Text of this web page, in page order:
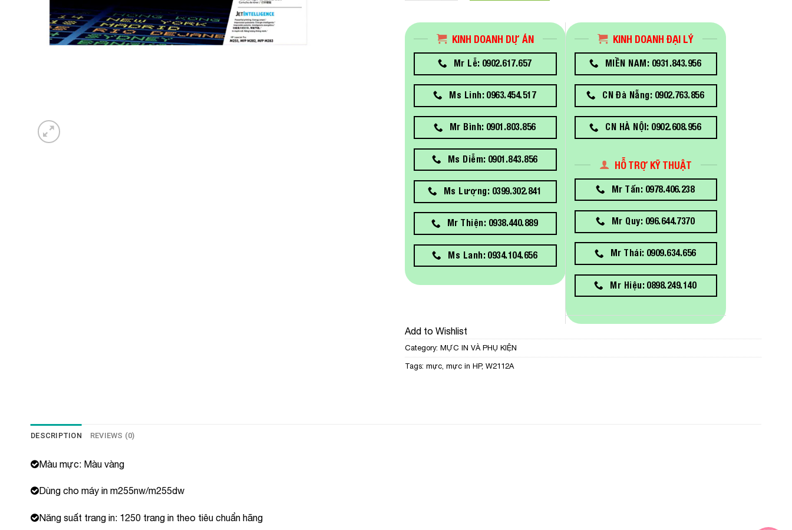
KINH DOANH DỰ ÁN
Mr Lễ: 0902.617.657
Ms Linh: 0963.454.517
Mr Bình: 0901.803.856
Ms Diễm: 0901.843.856
Ms Lượng: 0399.302.841
Mr Thiện: 0938.440.889
Ms Lanh: 0934.104.656
KINH DOANH ĐẠI LÝ
MIỀN NAM: 0931.843.956
CN Đà Nẵng: 0902.763.856
CN HÀ NỘI: 0902.608.956
HỖ TRỢ KỸ THUẬT
Mr Tấn: 0978.406.238
Mr Quy: 096.644.7370
Mr Thái: 0909.634.656
Mr Hiệu: 0898.249.140
Add to Wishlist
Category: MỰC IN VÀ PHỤ KIỆN
Tags: mực mực in HP, W2112A
DESCRIPTION REVIEWS (0)
Màu mực: Màu vàng
Dùng cho máy in m255nw/m255dw
Năng suất trang in: 1250 trang in theo tiêu chuẩn hãng